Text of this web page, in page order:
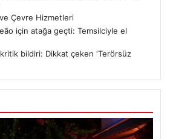
Çevre Hizmetleri
için atağa geçti: Temsilciyle el
bildiri: Dikkat çeken ‘Terörsüz